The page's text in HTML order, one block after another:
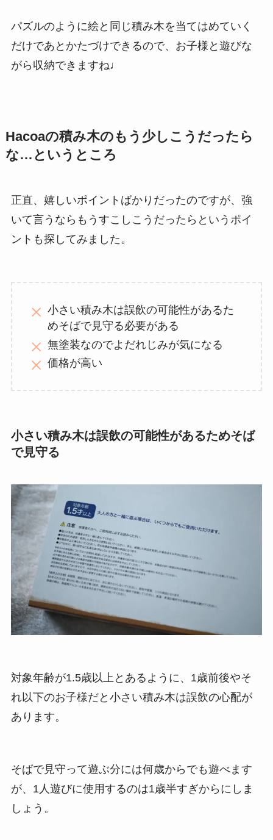
パズルのように絵と同じ積み木を当てはめていく
だけであとかたづけできるので、お子様と遊びな
がら収納できますね♩
Hacoaの積み木のもう少しこうだったら
な…というところ
正直、嬉しいポイントばかりだったのですが、強
いて言うならもうすこしこうだったらというポイ
ントも探してみました。
小さい積み木は誤飲の可能性があるた
めそばで見守る必要がある
無塗装なのでよだれじみが気になる
価格が高い
小さい積み木は誤飲の可能性があるためそば
で見守る
対象年齢が1.5歳以上とあるように、1歳前後やそ
れ以下のお子様だと小さい積み木は誤飲の心配が
あります。
そばで見守って遊ぶ分には何歳からでも遊べます
が、1人遊びに使用するのは1歳半すぎからにしま
しょう。